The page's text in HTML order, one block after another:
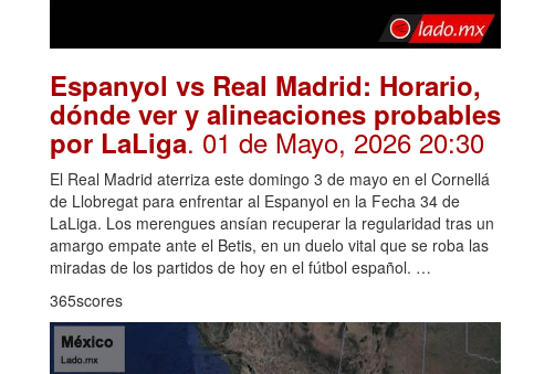
Espanyol vs Real Madrid: Horario,
dónde ver y alineaciones probables
por LaLiga. 01 de Mayo, 2026 20:30
El Real Madrid aterriza este domingo 3 de mayo en el Cornellá
de Llobregat para enfrentar al Espanyol en la Fecha 34 de
LaLiga. Los merengues ansían recuperar la regularidad tras un
amargo empate ante el Betis, en un duelo vital que se roba las
miradas de los partidos de hoy en el fútbol español. …
365scores